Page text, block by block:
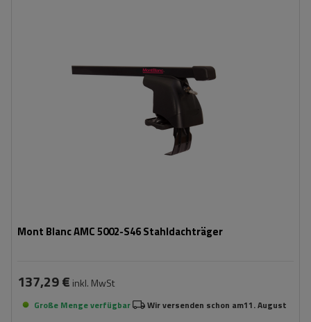
Mont Blanc AMC 5002-S46 Stahldachträger
137,29 € inkl. MwSt
Große Menge verfügbar Wir versenden schon am11. August